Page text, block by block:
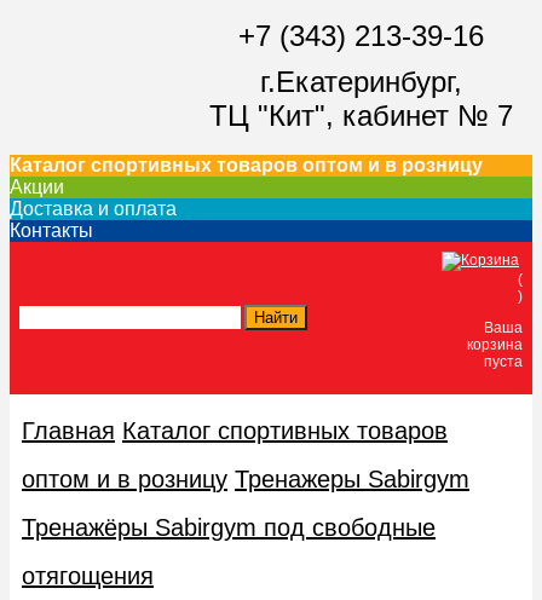
+7 (343) 213-39-16
г.Екатеринбург,
ТЦ "Кит", кабинет № 7
Каталог спортивных товаров оптом и в розницу
Акции
Доставка и оплата
Контакты
(
)
Ваша
корзина
пуста
Главная Каталог спортивных товаров
оптом и в розницу Тренажеры Sabirgym
Тренажёры Sabirgym под свободные
отягощения